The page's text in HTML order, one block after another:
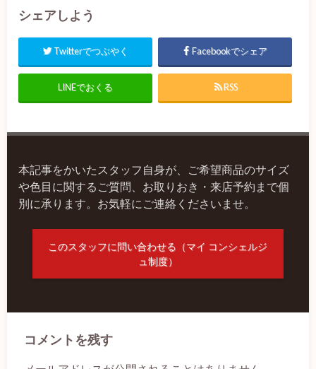
シェアしよう
Twitterでつぶやく Facebookでシェア
LINEでおくる RSS
本記事をかいたスタッフ自身が、ご希望商品のサイズ
や色目に関するご質問、お取りおき・来店予約まで個
別に承ります。お気軽にご連絡くださいませ。
このスタッフに問い合わせる（マイ コンシェルジ
ュ制度）
コメントを残す